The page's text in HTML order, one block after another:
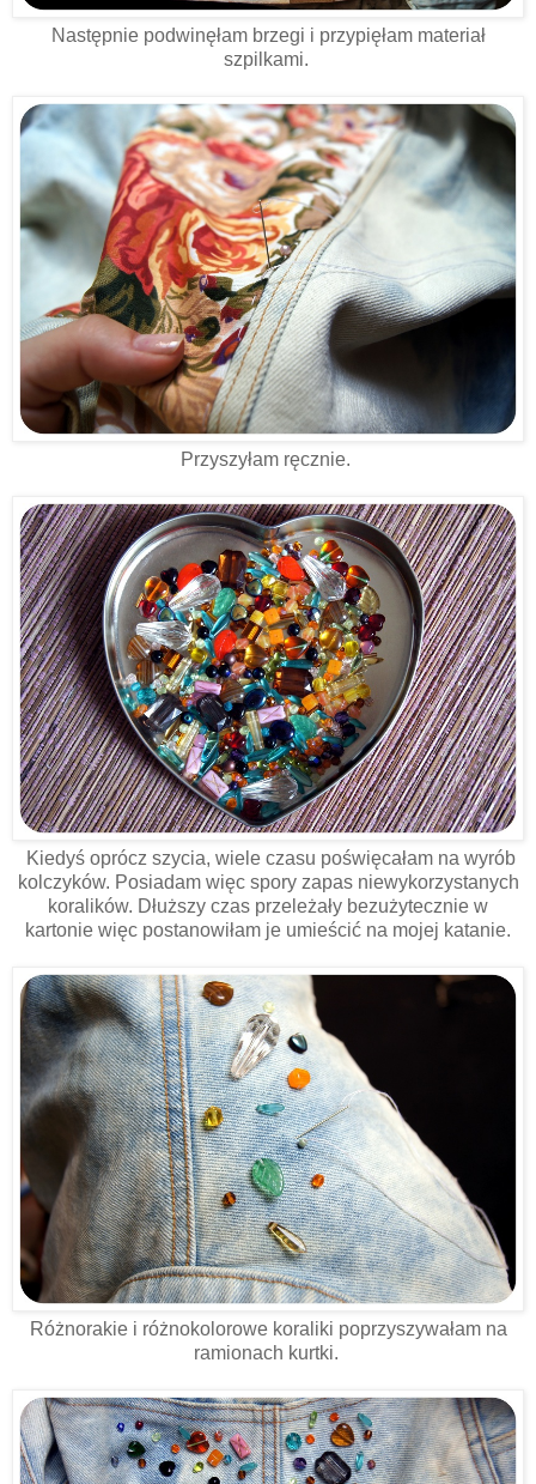
Następnie podwinęłam brzegi i przypięłam materiał
szpilkami.
Przyszyłam ręcznie.
Kiedyś oprócz szycia, wiele czasu poświęcałam na wyrób
kolczyków. Posiadam więc spory zapas niewykorzystanych
koralików. Dłuższy czas przeleżały bezużytecznie w
kartonie więc postanowiłam je umieścić na mojej katanie.
Różnorakie i różnokolorowe koraliki poprzyszywałam na
ramionach kurtki.